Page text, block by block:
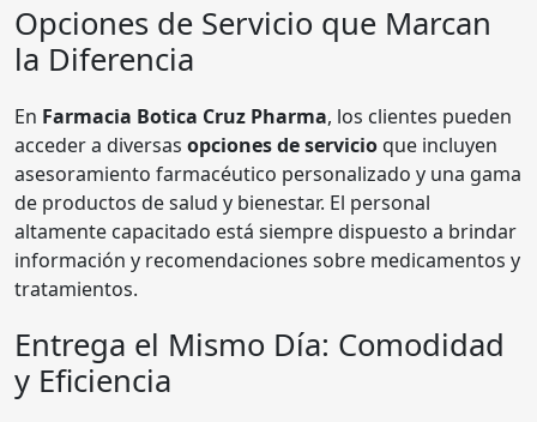
Opciones de Servicio que Marcan
la Diferencia
En Farmacia Botica Cruz Pharma, los clientes pueden
acceder a diversas opciones de servicioque incluyen
asesoramiento farmacéutico personalizado y una gama
de productos de salud y bienestar. El personal
altamente capacitado está siempre dispuesto a brindar
información y recomendaciones sobre medicamentos y
tratamientos.
Entrega el Mismo Día: Comodidad
y Eficiencia